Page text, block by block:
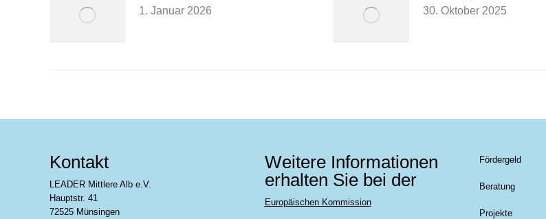
1. Januar 2026 30. Oktober 2025
Kontakt
LEADER Mittlere Alb e.V.
Hauptstr. 41
72525 Münsingen
Weitere Informationen
erhalten Sie bei der
Europäischen Kommission
Fördergeld
Beratung
Projekte